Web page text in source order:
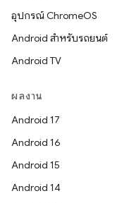
อุปกรณ์ ChromeOS
Android สำหรับรถยนต์
Android TV
ผลงาน
Android 17
Android 16
Android 15
Android 14